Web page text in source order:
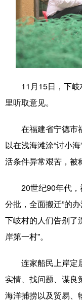
法律 中
食品
学术中国
彩票
文化产业
北京
辽宁
山东
11月15日，下岐
里听取意见。
在福建省宁德市福
以在浅海滩涂“讨小
活条件异常艰苦，被
20世纪90年代，福
分批，全面搬迁”的
下岐村的人们告别了
岸第一村”。
连家船民上岸定居
实情、找问题、谋良
海洋捕捞以及贸易、